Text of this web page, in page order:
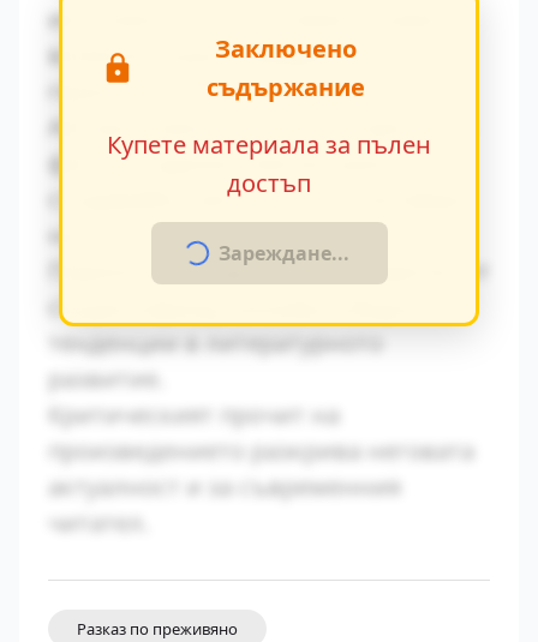
икономическите условия оказват
влияние върху поведението на
героите.
факти в художествения разказ,
създавайки автентична атмосфера
на епохата.
Паралелите с други произведения от
същия период показват общите
развитие.
Критическият прочит на
произведението разкрива неговата
актуалност и за съвременния
читател.
Заключено
съдържание
Купете материала за пълен
достъп
Зареждане...
Разказ по преживяно